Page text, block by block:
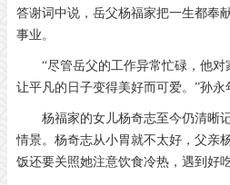
答谢词中说，岳父杨福家把一生都奉
事业。
“尽管岳父的工作异常忙碌，他对
让平凡的日子变得美好而可爱。”孙永
杨福家的女儿杨奇志至今仍清晰
情景。杨奇志从小胃就不太好，父亲
饭还要关照她注意饮食冷热，遇到好